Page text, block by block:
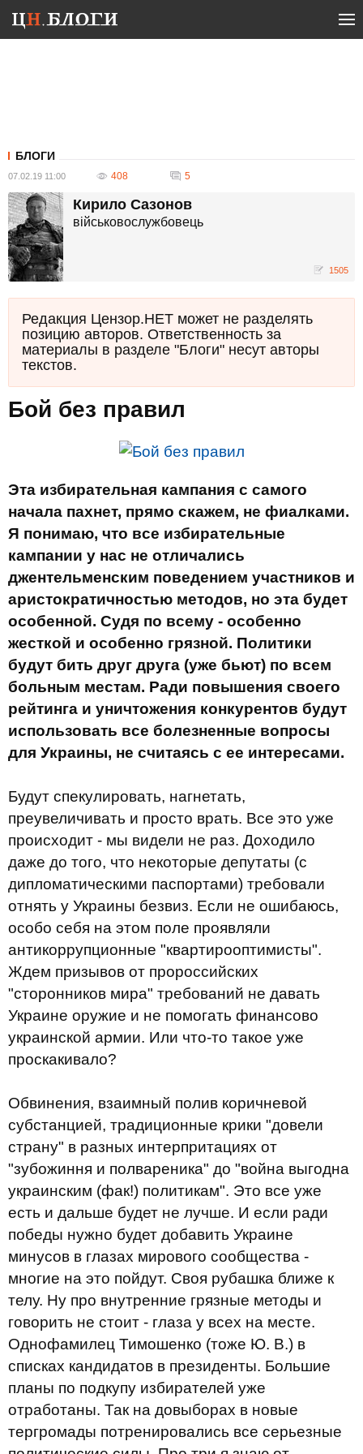
БЛОГИ
07.02.19 11:00 408 5
Кирило Сазонов
військовослужбовець
1505
Редакция Цензор.НЕТ может не разделять
позицию авторов. Ответственность за
материалы в разделе "Блоги" несут авторы
текстов.
Бой без правил
Эта избирательная кампания с самого
начала пахнет, прямо скажем, не фиалками.
Я понимаю, что все избирательные
кампании у нас не отличались
джентельменским поведением участников и
аристократичностью методов, но эта будет
особенной. Судя по всему - особенно
жесткой и особенно грязной. Политики
будут бить друг друга (уже бьют) по всем
больным местам. Ради повышения своего
рейтинга и уничтожения конкурентов будут
использовать все болезненные вопросы
для Украины, не считаясь с ее интересами.
Будут спекулировать, нагнетать,
преувеличивать и просто врать. Все это уже
происходит - мы видели не раз. Доходило
даже до того, что некоторые депутаты (с
дипломатическими паспортами) требовали
отнять у Украины безвиз. Если не ошибаюсь,
особо себя на этом поле проявляли
антикоррупционные "квартирооптимисты".
Ждем призывов от пророссийских
"сторонников мира" требований не давать
Украине оружие и не помогать финансово
украинской армии. Или что-то такое уже
проскакивало?
Обвинения, взаимный полив коричневой
субстанцией, традиционные крики "довели
страну" в разных интерпритациях от
"зубожиння и полвареника" до "война выгодна
украинским (фак!) политикам". Это все уже
есть и дальше будет не лучше. И если ради
победы нужно будет добавить Украине
минусов в глазах мирового сообщества -
многие на это пойдут. Своя рубашка ближе к
телу. Ну про внутренние грязные методы и
говорить не стоит - глаза у всех на месте.
Однофамилец Тимошенко (тоже Ю. В.) в
списках кандидатов в президенты. Большие
планы по подкупу избирателей уже
отработаны. Так на довыборах в новые
тергромады потренировались все серьезные